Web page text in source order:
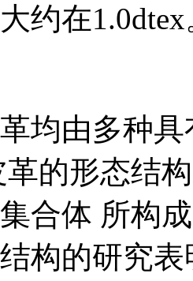
约在1.0dtex
均由多种
革的形态结
合体 所构
构的研究